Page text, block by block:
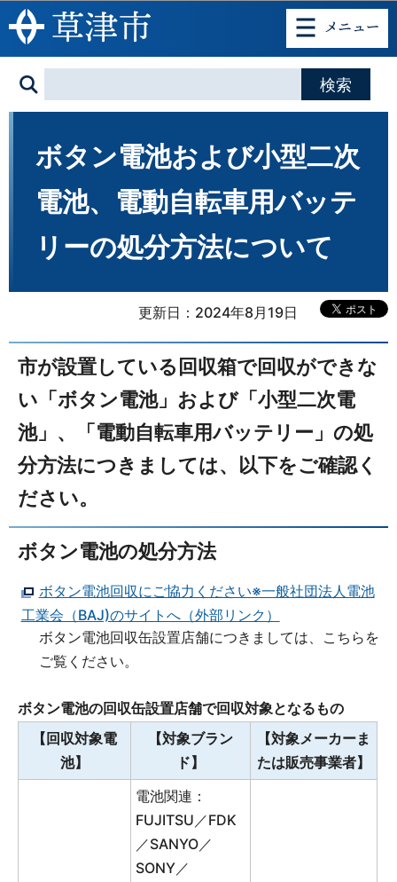
このページの本文へ移動
ボタン電池および小型二次
電池、電動自転車用バッテ
リーの処分方法について
更新日：2024年8月19日
市が設置している回収箱で回収ができな
い「ボタン電池」および「小型二次電
池」、「電動自転車用バッテリー」の処
分方法につきましては、以下をご確認く
ださい。
ボタン電池の処分方法
ボタン電池回収にご協力ください※一般社団法人電池
工業会（BAJ)のサイトへ（外部リンク）
ボタン電池回収缶設置店舗につきましては、こちらを
ご覧ください。
ボタン電池の回収缶設置店舗で回収対象となるもの
【回収対象電
池】
【対象ブラン
ド】
【対象メーカーま
たは販売事業者】
電池関連：
FUJITSU／FDK
／SANYO／
SONY／